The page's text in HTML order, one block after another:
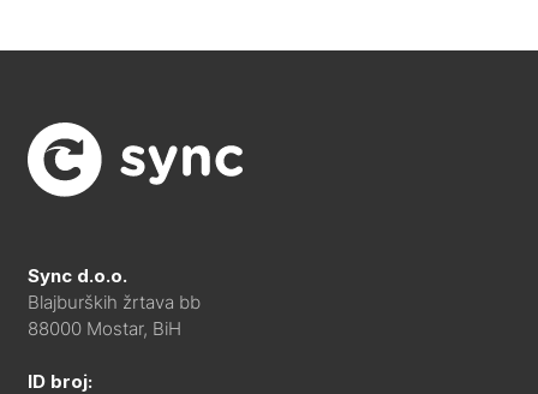
Sync d.o.o.
Blajburških žrtava bb
88000 Mostar, BiH
ID broj: